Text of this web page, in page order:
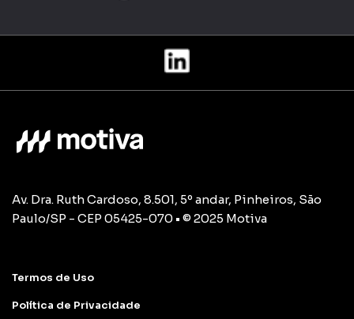
Av. Dra. Ruth Cardoso, 8.501, 5º andar, Pinheiros, São
Paulo/SP - CEP 05425-070 • © 2025 Motiva
Termos de Uso
Política de Privacidade